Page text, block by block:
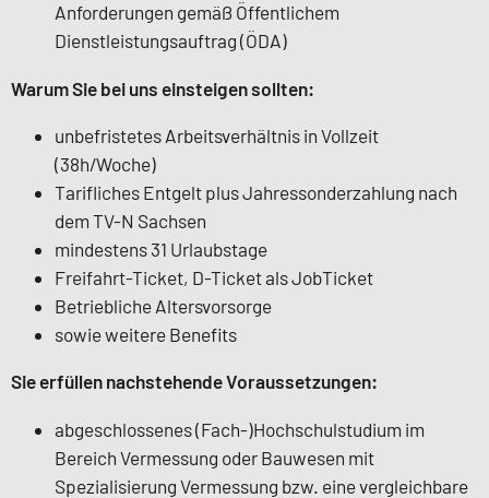
Anforderungen gemäß Öffentlichem
Dienstleistungsauftrag (ÖDA)
Warum Sie bei uns einsteigen sollten:
unbefristetes Arbeitsverhältnis in Vollzeit
(38h/Woche)
Tarifliches Entgelt plus Jahressonderzahlung nach
dem TV-N Sachsen
mindestens 31 Urlaubstage
Freifahrt-Ticket, D-Ticket als JobTicket
Betriebliche Altersvorsorge
sowie weitere Benefits
Sie erfüllen nachstehende Voraussetzungen:
abgeschlossenes (Fach-)Hochschulstudium im
Bereich Vermessung oder Bauwesen mit
Spezialisierung Vermessung bzw. eine vergleichbare